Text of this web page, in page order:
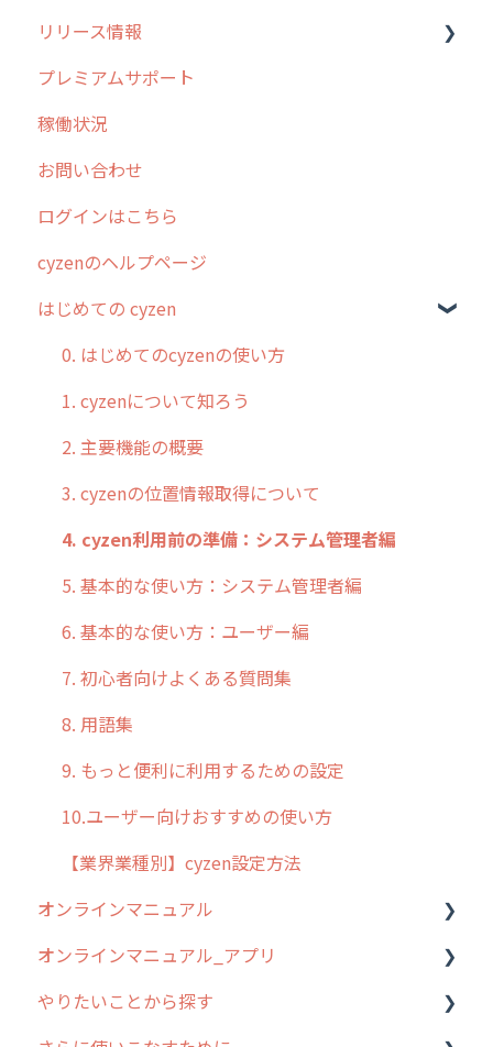
外廻り営業
清掃
不動産
過去の重要なお知らせ
障害情報
リリース情報
リリース
2026年のリリース情報
2025年のリリース情報
2024年のリリース情報
2023年のリリース情報
過去のリリース
2019年までのリリース情報
お客様の声を実現しました
プレミアムサポート
稼働状況
お問い合わせ
ログインはこちら
cyzenのヘルプページ
はじめての cyzen
0. はじめてのcyzenの使い方
1. cyzenについて知ろう
2. 主要機能の概要
3. cyzenの位置情報取得について
4. cyzen利用前の準備：システム管理者編
5. 基本的な使い方：システム管理者編
6. 基本的な使い方：ユーザー編
7. 初心者向けよくある質問集
8. 用語集
9. もっと便利に利用するための設定
10.ユーザー向けおすすめの使い方
【業界業種別】cyzen設定方法
オンラインマニュアル
管理サイトの使い始め
ユーザー・グループ管理
オンラインマニュアル_アプリ
アプリの使い始め
やりたいことから探す